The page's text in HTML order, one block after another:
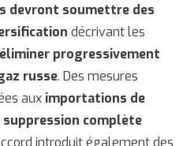
devront soumettre des
décrivant les
éliminer progressivement
russe. Des mesures
aux importations de
suppression complète
introduit également des